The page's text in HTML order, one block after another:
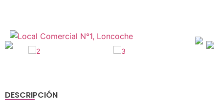
DESCRIPCIÓN